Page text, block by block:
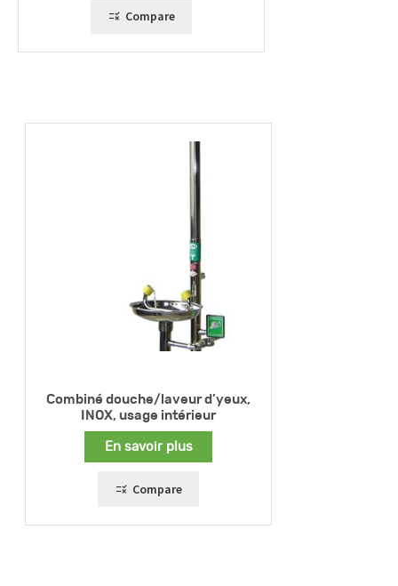
Compare
Combiné douche/laveur d’yeux,
INOX, usage intérieur
En savoir plus
Compare